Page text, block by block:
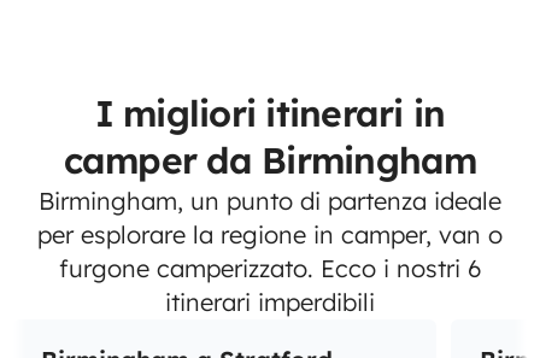
I migliori itinerari in
camper da Birmingham
Birmingham, un punto di partenza ideale
per esplorare la regione in camper, van o
furgone camperizzato. Ecco i nostri 6
itinerari imperdibili